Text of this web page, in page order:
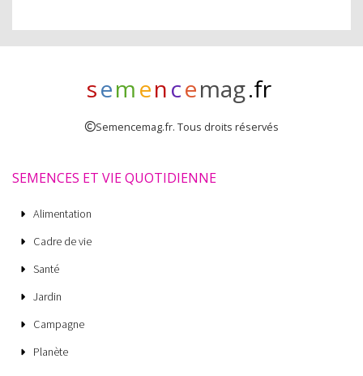
semencemag.fr
Semencemag.fr. Tous droits réservés
SEMENCES ET VIE QUOTIDIENNE
Alimentation
Cadre de vie
Santé
Jardin
Campagne
Planète